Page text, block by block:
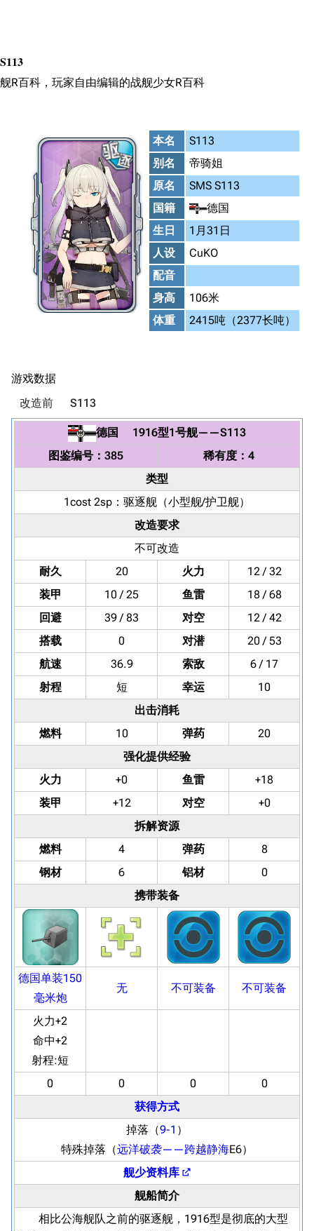
S113
舰R百科，玩家自由编辑的战舰少女R百科
本名
S113
别名
帝骑姐
原名
SMS S113
国籍
德国
生日
1月31日
人设
CuKO
配音
身高
106米
体重
2415吨（2377长吨）
游戏数据
改造前 S113
德国 1916型1号舰——S113
图鉴编号：385
稀有度：4
类型
1cost 2sp： 驱逐舰 （小型舰/护卫舰）
改造要求
不可改造
耐久
20 火力
12 / 32
装甲
10 / 25 鱼雷
18 / 68
回避
39 / 83 对空
12 / 42
搭载
0 对潜
20 / 53
航速
36.9 索敌
6 / 17
射程
短 幸运
10
出击消耗
燃料
10 弹药
20
强化提供经验
火力
+0 鱼雷
+18
装甲
+12 对空
+0
拆解资源
燃料
4 弹药
8
钢材
6 铝材
0
携带装备
德国单装150
毫米炮
无 不可装备 不可装备
火力+2
命中+2
射程:短
0
0 0
0
获得方式
掉落（9-1 ）
特殊掉落（远洋破袭——跨越静海E6）
舰少资料库
舰船简介
相比公海舰队之前的驱逐舰，1916型是彻底的大型